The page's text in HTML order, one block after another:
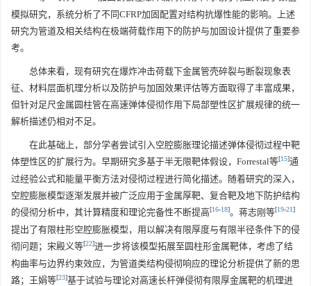
模拟研究，系统分析了不同CFRP加固配置对结构抗爆性能的影响。上述
研究为管道及相关结构在极端荷载作用下的防护与加固设计提供了重要参
考。
总体来看，现有研究在爆炸冲击荷载下金属管壳碎裂与断裂现象表
征、材料层面机理分析以及防护与加固效果评估等方面取得了丰富成果，
但针对足尺金属圆柱管在高速弹体侵彻作用下局部塑性区扩展规律的统一
解析描述仍相对不足。
在此基础上，部分学者尝试引入空腔膨胀理论描述弹体侵彻过程中靶
体塑性区的扩展行为。早期研究多基于半无限靶体假设，Forrestal等[15]通
过经验公式和能量平衡方法对侵彻过程进行简化描述。随着研究的深入，
空腔膨胀模型逐渐发展并被广泛应用于金属厚靶、复合靶及地下防护结构
的侵彻分析中，其计算精度和理论完备性不断提高[16-18]。蒋志刚等[19-21]
提出了有限柱形空腔膨胀模型，用以解决有限厚度与有限半径条件下的侵
彻问题；宋殿义等[22]进一步将该模型拓展至圆柱形金属靶体，考虑了结
构曲率与边界约束效应，为管道类结构侵彻响应的理论分析提供了新的思
路；王娟等[23]基于试验与理论对高速长杆弹侵彻有限厚金属靶的机理进